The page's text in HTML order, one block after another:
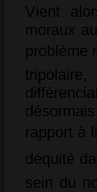
Vient
moraux
problème
rapport à
déquité
sein du